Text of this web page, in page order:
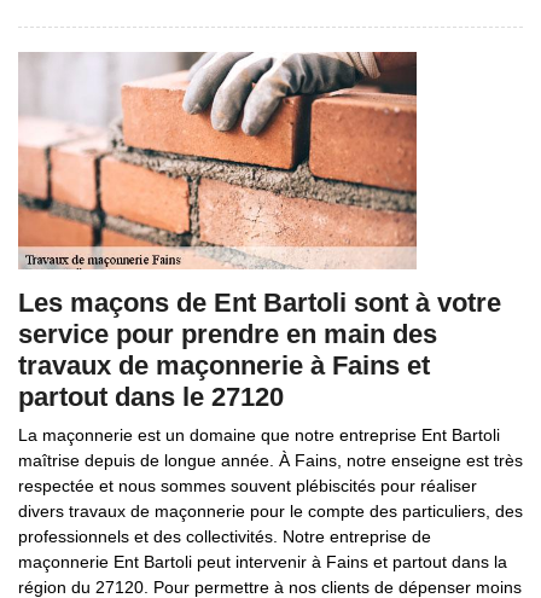
Les maçons de Ent Bartoli sont à votre
service pour prendre en main des
travaux de maçonnerie à Fains et
partout dans le 27120
La maçonnerie est un domaine que notre entreprise Ent Bartoli
maîtrise depuis de longue année. À Fains, notre enseigne est très
respectée et nous sommes souvent plébiscités pour réaliser
divers travaux de maçonnerie pour le compte des particuliers, des
professionnels et des collectivités. Notre entreprise de
maçonnerie Ent Bartoli peut intervenir à Fains et partout dans la
région du 27120. Pour permettre à nos clients de dépenser moins